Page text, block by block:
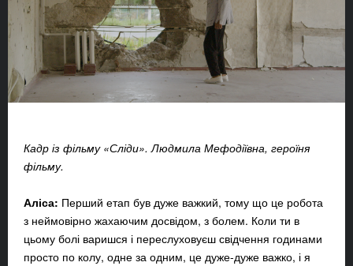
Кадр із фільму «Сліди». Людмила Мефодіївна, героїня
фільму.
Аліса: Перший етап був дуже важкий, тому що це робота
з неймовірно жахаючим досвідом, з болем. Коли ти в
цьому болі варишся і переслуховуєш свідчення годинами
просто по колу, одне за одним, це дуже-дуже важко, і я